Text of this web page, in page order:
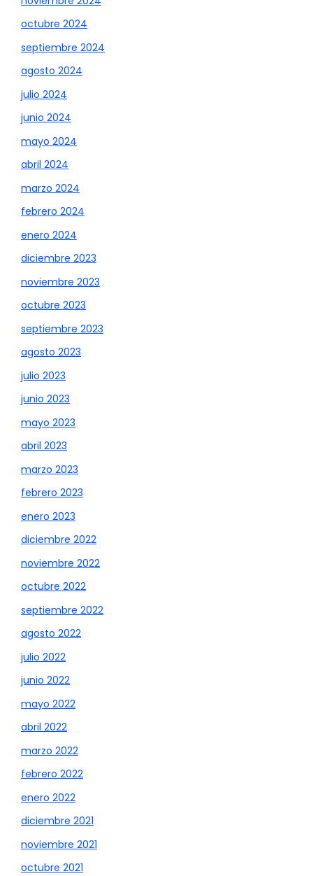
octubre 2024
septiembre 2024
agosto 2024
julio 2024
junio 2024
mayo 2024
abril 2024
marzo 2024
febrero 2024
enero 2024
diciembre 2023
noviembre 2023
octubre 2023
septiembre 2023
agosto 2023
julio 2023
junio 2023
mayo 2023
abril 2023
marzo 2023
febrero 2023
enero 2023
diciembre 2022
noviembre 2022
octubre 2022
septiembre 2022
agosto 2022
julio 2022
junio 2022
mayo 2022
abril 2022
marzo 2022
febrero 2022
enero 2022
diciembre 2021
noviembre 2021
octubre 2021